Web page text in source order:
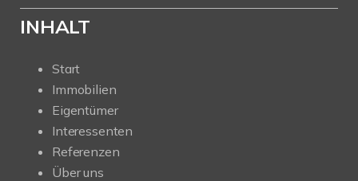
INHALT
Start
Immobilien
Eigentümer
Interessenten
Referenzen
Über uns